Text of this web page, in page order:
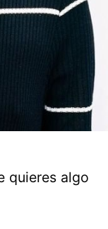
quieres algo